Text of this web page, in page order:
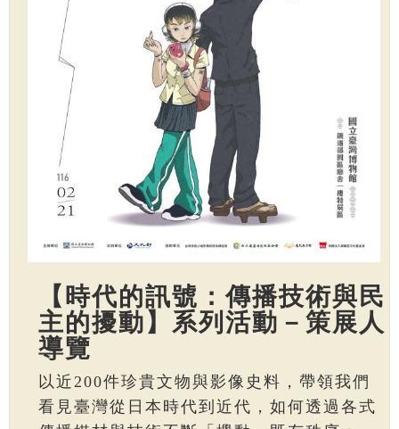
【時代的訊號：傳播技術與民
主的擾動】系列活動－策展人
導覽
以近200件珍貴文物與影像史料，帶領我們
看見臺灣從日本時代到近代，如何透過各式